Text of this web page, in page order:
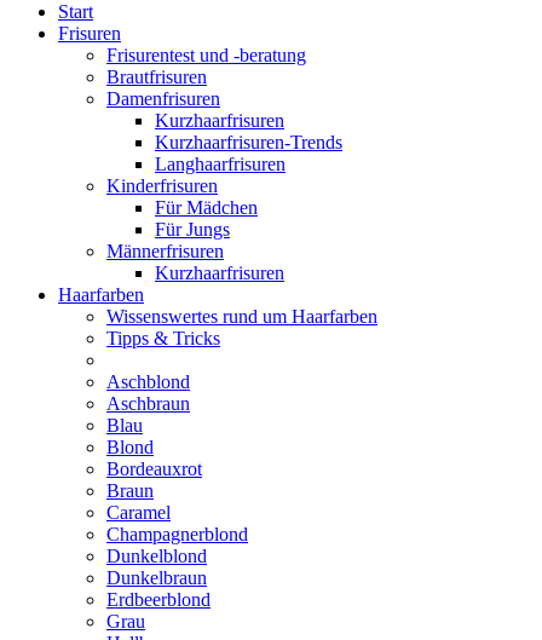
Start
Frisuren
Frisurentest und -beratung
Brautfrisuren
Damenfrisuren
Kurzhaarfrisuren
Kurzhaarfrisuren-Trends
Langhaarfrisuren
Kinderfrisuren
Für Mädchen
Für Jungs
Männerfrisuren
Kurzhaarfrisuren
Haarfarben
Wissenswertes rund um Haarfarben
Tipps & Tricks
Aschblond
Aschbraun
Blau
Blond
Bordeauxrot
Braun
Caramel
Champagnerblond
Dunkelblond
Dunkelbraun
Erdbeerblond
Grau